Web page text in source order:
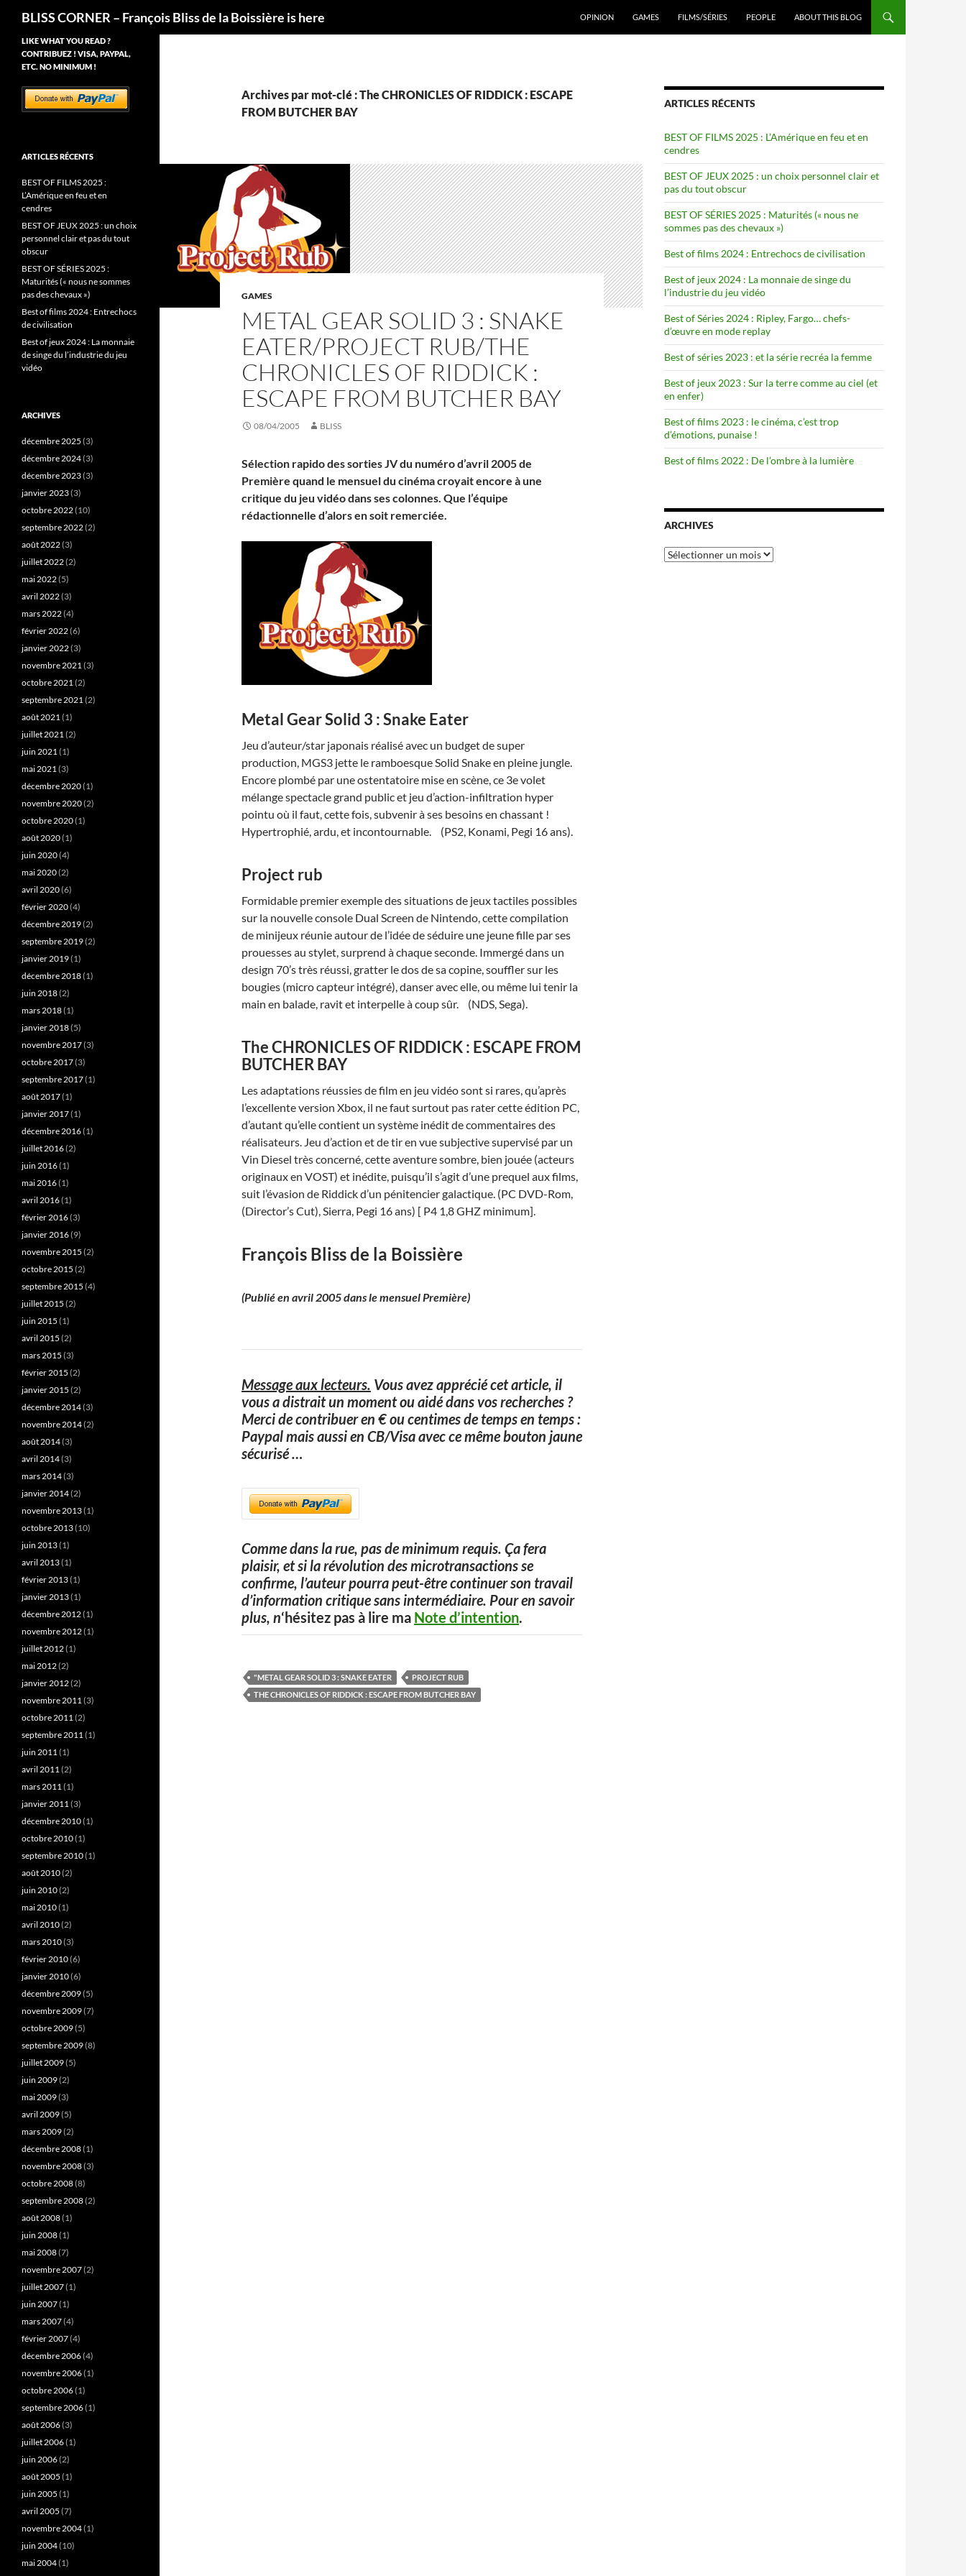
BLISS CORNER – François Bliss de la Boissière is here
OPINION
GAMES FILMS/SÉRIES PEOPLE ABOUT THIS BLOG
Archives par mot-clé : The CHRONICLES OF RIDDICK : ESCAPE
FROM BUTCHER BAY
GAMES
METAL GEAR SOLID 3 : SNAKE
EATER/PROJECT RUB/THE
CHRONICLES OF RIDDICK :
ESCAPE FROM BUTCHER BAY
08/04/2005 BLISS
Sélection rapido des sorties JV du numéro d’avril 2005 de
Première quand le mensuel du cinéma croyait encore à une
critique du jeu vidéo dans ses colonnes. Que l’équipe
rédactionnelle d’alors en soit remerciée.
Metal Gear Solid 3 : Snake Eater
Jeu d’auteur/star japonais réalisé avec un budget de super
production, MGS3 jette le ramboesque Solid Snake en pleine jungle.
Encore plombé par une ostentatoire mise en scène, ce 3e volet
mélange spectacle grand public et jeu d’action-infiltration hyper
pointu où il faut, cette fois, subvenir à ses besoins en chassant !
Hypertrophié, ardu, et incontournable. (PS2, Konami, Pegi 16 ans).
Project rub
Formidable premier exemple des situations de jeux tactiles possibles
sur la nouvelle console Dual Screen de Nintendo, cette compilation
de minijeux réunie autour de l’idée de séduire une jeune fille par ses
prouesses au stylet, surprend à chaque seconde. Immergé dans un
design 70’s très réussi, gratter le dos de sa copine, souffler sur les
bougies (micro capteur intégré), danser avec elle, ou même lui tenir la
main en balade, ravit et interpelle à coup sûr. (NDS, Sega).
The CHRONICLES OF RIDDICK : ESCAPE FROM
BUTCHER BAY
Les adaptations réussies de film en jeu vidéo sont si rares, qu’après
l’excellente version Xbox, il ne faut surtout pas rater cette édition PC,
d’autant qu’elle contient un système inédit de commentaires des
réalisateurs. Jeu d’action et de tir en vue subjective supervisé par un
Vin Diesel très concerné, cette aventure sombre, bien jouée (acteurs
originaux en VOST) et inédite, puisqu’il s’agit d’une prequel aux films,
suit l’évasion de Riddick d’un pénitencier galactique. (PC DVD-Rom,
(Director’s Cut), Sierra, Pegi 16 ans) [ P4 1,8 GHZ minimum].
François Bliss de la Boissière
(Publié en avril 2005 dans le mensuel Première)
Message aux lecteurs. Vous avez apprécié cet article, il
vous a distrait un moment ou aidé dans vos recherches ?
Merci de contribuer en € ou centimes de temps en temps :
Paypal mais aussi en CB/Visa avec ce même bouton jaune
sécurisé…
Comme dans la rue, pas de minimum requis. Ça fera
plaisir, et si la révolution des microtransactions se
confirme, l’auteur pourra peut-être continuer son travail
d’information critique sans intermédiaire. Pour en savoir
plus, n‘hésitez pas à lire ma Note d’intention.
"METAL GEAR SOLID 3 : SNAKE EATER
PROJECT RUB
THE CHRONICLES OF RIDDICK : ESCAPE FROM BUTCHER BAY
ARTICLES RÉCENTS
BEST OF FILMS 2025 : L’Amérique en feu et en
cendres
BEST OF JEUX 2025 : un choix personnel clair et
pas du tout obscur
BEST OF SÉRIES 2025 : Maturités (« nous ne
sommes pas des chevaux »)
Best of films 2024 : Entrechocs de civilisation
Best of jeux 2024 : La monnaie de singe du
l’industrie du jeu vidéo
Best of Séries 2024 : Ripley, Fargo… chefs-
d’œuvre en mode replay
Best of séries 2023 : et la série recréa la femme
Best of jeux 2023 : Sur la terre comme au ciel (et
en enfer)
Best of films 2023 : le cinéma, c’est trop
d’émotions, punaise !
Best of films 2022 : De l’ombre à la lumière
ARCHIVES
Archives
LIKE WHAT YOU READ ?
CONTRIBUEZ ! VISA, PAYPAL,
ETC. NO MINIMUM !
ARTICLES RÉCENTS
BEST OF FILMS 2025 :
L’Amérique en feu et en
cendres
BEST OF JEUX 2025 : un choix
personnel clair et pas du tout
obscur
BEST OF SÉRIES 2025 :
Maturités (« nous ne sommes
pas des chevaux »)
Best of films 2024 : Entrechocs
de civilisation
Best of jeux 2024 : La monnaie
de singe du l’industrie du jeu
vidéo
ARCHIVES
décembre 2025 (3)
décembre 2024(3)
décembre 2023(3)
janvier 2023(3)
octobre 2022(10)
septembre 2022(2)
août 2022(3)
juillet 2022(2)
mai 2022(5)
avril 2022(3)
mars 2022(4)
février 2022(6)
janvier 2022(3)
novembre 2021(3)
octobre 2021(2)
septembre 2021(2)
août 2021(1)
juillet 2021(2)
juin 2021(1)
mai 2021(3)
décembre 2020(1)
novembre 2020(2)
octobre 2020(1)
août 2020(1)
juin 2020(4)
mai 2020(2)
avril 2020(6)
février 2020(4)
décembre 2019(2)
septembre 2019(2)
janvier 2019(1)
décembre 2018(1)
juin 2018(2)
mars 2018(1)
janvier 2018(5)
novembre 2017(3)
octobre 2017(3)
septembre 2017(1)
août 2017(1)
janvier 2017(1)
décembre 2016(1)
juillet 2016(2)
juin 2016(1)
mai 2016(1)
avril 2016(1)
février 2016(3)
janvier 2016(9)
novembre 2015 (2)
octobre 2015 (2)
septembre 2015 (4)
juillet 2015 (2)
juin 2015 (1)
avril 2015 (2)
mars 2015 (3)
février 2015 (2)
janvier 2015 (2)
décembre 2014(3)
novembre 2014(2)
août 2014(3)
avril 2014(3)
mars 2014(3)
janvier 2014(2)
novembre 2013(1)
octobre 2013(10)
juin 2013(1)
avril 2013(1)
février 2013(1)
janvier 2013(1)
décembre 2012(1)
novembre 2012(1)
juillet 2012(1)
mai 2012(2)
janvier 2012(2)
novembre 2011(3)
octobre 2011(2)
septembre 2011(1)
juin 2011(1)
avril 2011(2)
mars 2011(1)
janvier 2011(3)
décembre 2010(1)
octobre 2010(1)
septembre 2010(1)
août 2010(2)
juin 2010(2)
mai 2010(1)
avril 2010(2)
mars 2010(3)
février 2010(6)
janvier 2010(6)
décembre 2009(5)
novembre 2009(7)
octobre 2009(5)
septembre 2009(8)
juillet 2009(5)
juin 2009(2)
mai 2009(3)
avril 2009(5)
mars 2009(2)
décembre 2008(1)
novembre 2008(3)
octobre 2008(8)
septembre 2008(2)
août 2008(1)
juin 2008(1)
mai 2008(7)
novembre 2007(2)
juillet 2007(1)
juin 2007(1)
mars 2007(4)
février 2007(4)
décembre 2006(4)
novembre 2006(1)
octobre 2006(1)
septembre 2006(1)
août 2006(3)
juillet 2006(1)
juin 2006(2)
août 2005 (1)
juin 2005 (1)
avril 2005 (7)
novembre 2004(1)
juin 2004(10)
mai 2004(1)